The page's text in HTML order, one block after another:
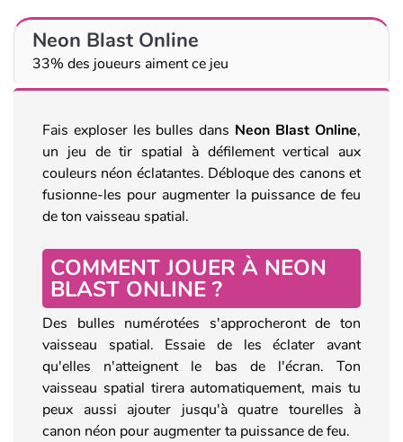
Neon Blast Online
33% des joueurs aiment ce jeu
Fais exploser les bulles dans Neon Blast Online,
un jeu de tir spatial à défilement vertical aux
couleurs néon éclatantes. Débloque des canons et
fusionne-les pour augmenter la puissance de feu
de ton vaisseau spatial.
COMMENT JOUER À NEON
BLAST ONLINE ?
Des bulles numérotées s'approcheront de ton
vaisseau spatial. Essaie de les éclater avant
qu'elles n'atteignent le bas de l'écran. Ton
vaisseau spatial tirera automatiquement, mais tu
peux aussi ajouter jusqu'à quatre tourelles à
canon néon pour augmenter ta puissance de feu.